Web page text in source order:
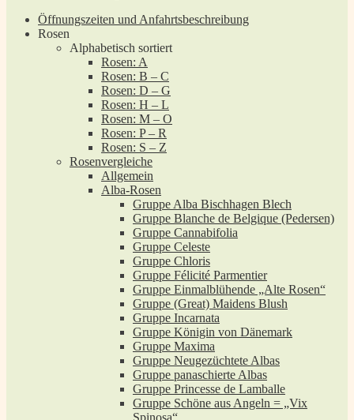
Öffnungszeiten und Anfahrtsbeschreibung
Rosen
Alphabetisch sortiert
Rosen: A
Rosen: B – C
Rosen: D – G
Rosen: H – L
Rosen: M – O
Rosen: P – R
Rosen: S – Z
Rosenvergleiche
Allgemein
Alba-Rosen
Gruppe Alba Bischhagen Blech
Gruppe Blanche de Belgique (Pedersen)
Gruppe Cannabifolia
Gruppe Celeste
Gruppe Chloris
Gruppe Félicité Parmentier
Gruppe Einmalblühende „Alte Rosen“
Gruppe (Great) Maidens Blush
Gruppe Incarnata
Gruppe Königin von Dänemark
Gruppe Maxima
Gruppe Neugezüchtete Albas
Gruppe panaschierte Albas
Gruppe Princesse de Lamballe
Gruppe Schöne aus Angeln = „Vix
Spinosa“